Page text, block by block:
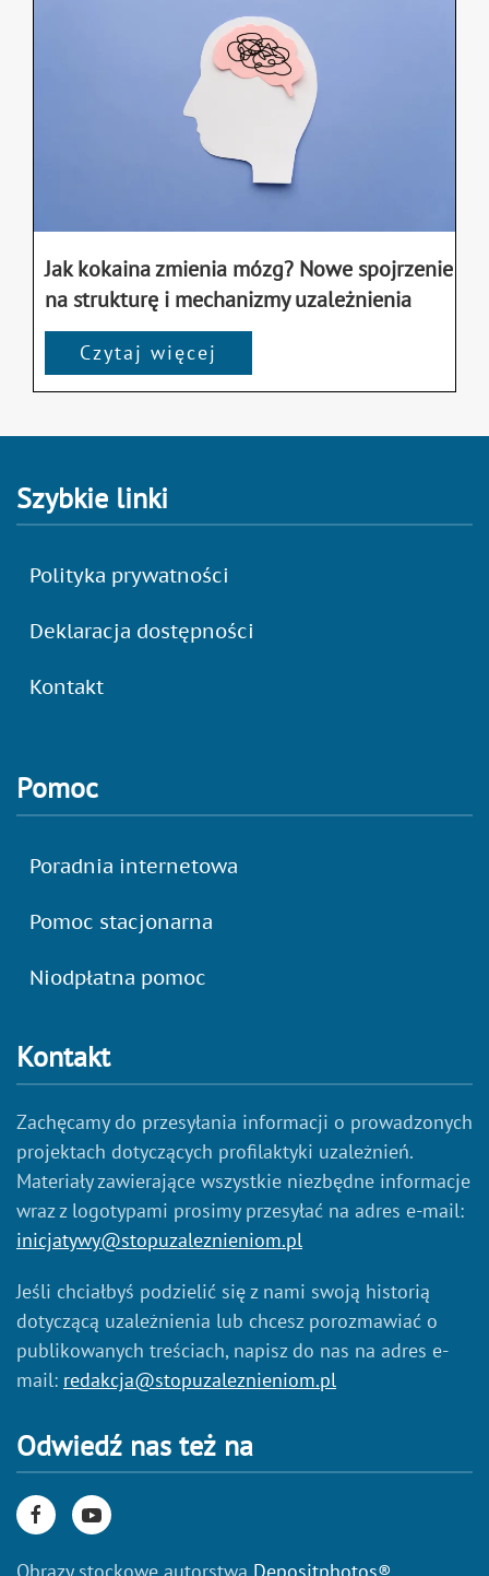
Jak kokaina zmienia mózg? Nowe spojrzenie
na strukturę i mechanizmy uzależnienia
Czytaj więcej
Szybkie linki
Polityka prywatności
Deklaracja dostępności
Kontakt
Pomoc
Poradnia internetowa
Pomoc stacjonarna
Niodpłatna pomoc
Kontakt
Zachęcamy do przesyłania informacji o prowadzonych
projektach dotyczących profilaktyki uzależnień.
Materiały zawierające wszystkie niezbędne informacje
wraz z logotypami prosimy przesyłać na adres e-mail:
inicjatywy@stopuzaleznieniom.pl
Jeśli chciałbyś podzielić się z nami swoją historią
dotyczącą uzależnienia lub chcesz porozmawiać o
publikowanych treściach, napisz do nas na adres e-
mail: redakcja@stopuzaleznieniom.pl
Odwiedź nas też na